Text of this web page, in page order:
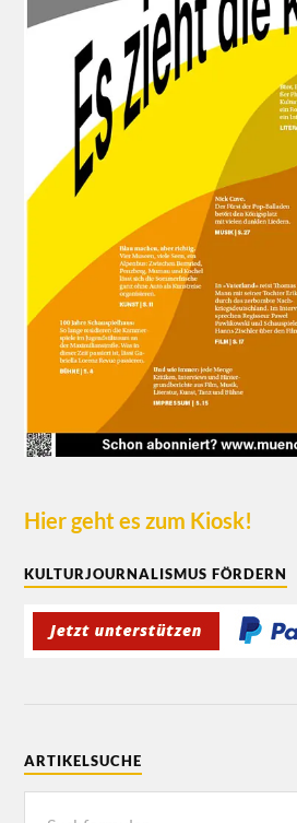
Hier geht es zum Kiosk!
KULTURJOURNALISMUS FÖRDERN
ARTIKELSUCHE